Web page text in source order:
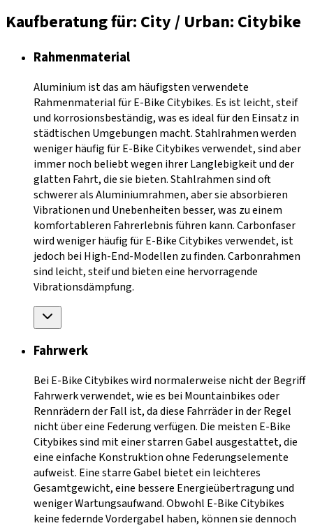
Kaufberatung für: City / Urban: Citybike
Rahmenmaterial
Aluminium ist das am häufigsten verwendete
Rahmenmaterial für E-Bike Citybikes. Es ist leicht, steif
und korrosionsbeständig, was es ideal für den Einsatz in
städtischen Umgebungen macht. Stahlrahmen werden
weniger häufig für E-Bike Citybikes verwendet, sind aber
immer noch beliebt wegen ihrer Langlebigkeit und der
glatten Fahrt, die sie bieten. Stahlrahmen sind oft
schwerer als Aluminiumrahmen, aber sie absorbieren
Vibrationen und Unebenheiten besser, was zu einem
komfortableren Fahrerlebnis führen kann. Carbonfaser
wird weniger häufig für E-Bike Citybikes verwendet, ist
jedoch bei High-End-Modellen zu finden. Carbonrahmen
sind leicht, steif und bieten eine hervorragende
Vibrationsdämpfung.
Fahrwerk
Bei E-Bike Citybikes wird normalerweise nicht der Begriff
Fahrwerk verwendet, wie es bei Mountainbikes oder
Rennrädern der Fall ist, da diese Fahrräder in der Regel
nicht über eine Federung verfügen. Die meisten E-Bike
Citybikes sind mit einer starren Gabel ausgestattet, die
eine einfache Konstruktion ohne Federungselemente
aufweist. Eine starre Gabel bietet ein leichteres
Gesamtgewicht, eine bessere Energieübertragung und
weniger Wartungsaufwand. Obwohl E-Bike Citybikes
keine federnde Vordergabel haben, können sie dennoch